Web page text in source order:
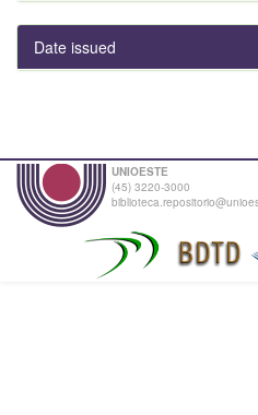
Date issued
UNIOESTE
(45) 3220-3000